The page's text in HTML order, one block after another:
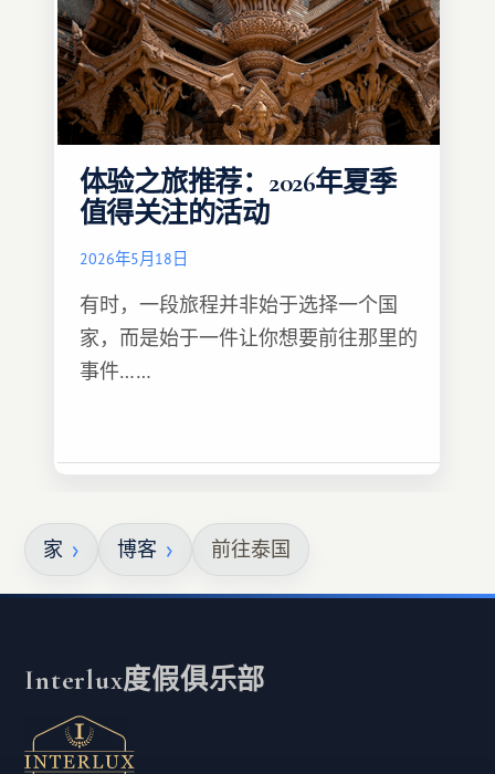
体验之旅推荐：2026年夏季
值得关注的活动
2026年5月18日
有时，一段旅程并非始于选择一个国
家，而是始于一件让你想要前往那里的
事件……
家 博客 前往泰国
Interlux度假俱乐部